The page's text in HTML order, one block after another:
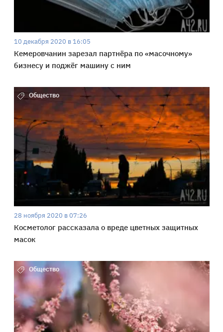
10 декабря 2020 в 16:05
Кемеровчанин зарезал партнёра по «масочному»
бизнесу и поджёг машину с ним
Общество
28 ноября 2020 в 07:26
Косметолог рассказала о вреде цветных защитных
масок
Общество